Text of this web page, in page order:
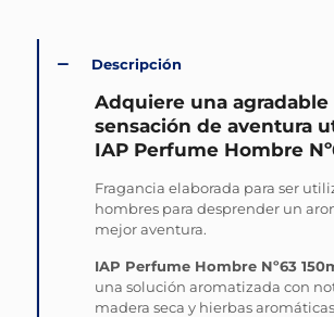
Descripción
Adquiere una agradable
sensación de aventura
IAP Perfume Hombre
Fragancia elaborada para ser
hombres para desprender un
mejor aventura.
IAP Perfume Hombre Nº63
una solución aromatizada con
madera seca y hierbas